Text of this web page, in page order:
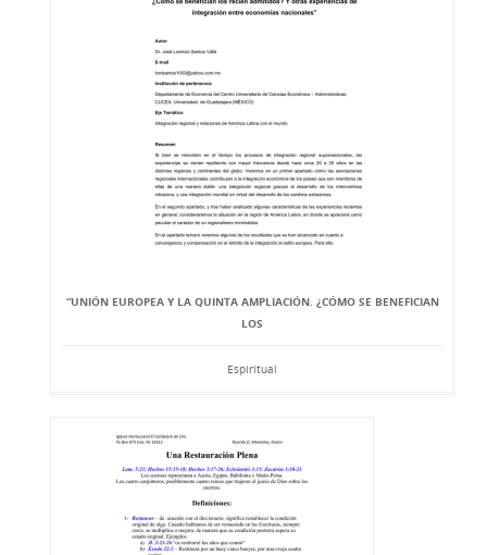
“UNIÓN EUROPEA Y LA QUINTA AMPLIACIÓN. ¿CÓMO SE BENEFICIAN
LOS
Espiritual